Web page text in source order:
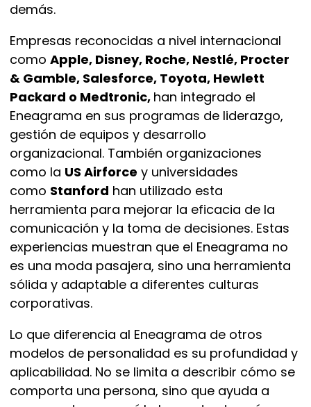
demás.
Empresas reconocidas a nivel internacional
como Apple, Disney, Roche, Nestlé, Procter
& Gamble, Salesforce, Toyota, Hewlett
Packard o Medtronic, han integrado el
Eneagrama en sus programas de liderazgo,
gestión de equipos y desarrollo
organizacional. También organizaciones
como la US Airforce y universidades
como Stanford han utilizado esta
herramienta para mejorar la eficacia de la
comunicación y la toma de decisiones. Estas
experiencias muestran que el Eneagrama no
es una moda pasajera, sino una herramienta
sólida y adaptable a diferentes culturas
corporativas.
Lo que diferencia al Eneagrama de otros
modelos de personalidad es su profundidad y
aplicabilidad. No se limita a describir cómo se
comporta una persona, sino que ayuda a